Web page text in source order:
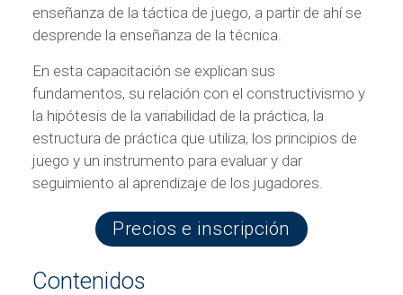
enseñanza de la táctica de juego, a partir de ahí se
desprende la enseñanza de la técnica.
En esta capacitación se explican sus
fundamentos, su relación con el constructivismo y
la hipótesis de la variabilidad de la práctica, la
estructura de práctica que utiliza, los principios de
juego y un instrumento para evaluar y dar
seguimiento al aprendizaje de los jugadores.
Precios e inscripción
Contenidos